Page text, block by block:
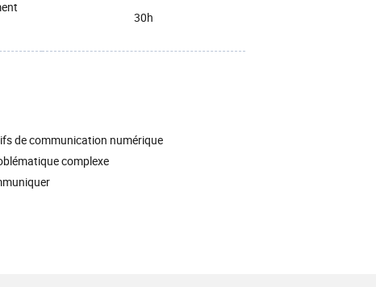
30h
de communication numérique
complexe